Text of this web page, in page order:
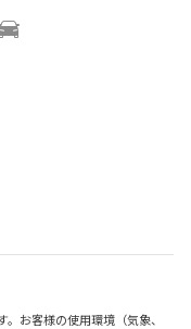
お客様の使用環境（気象、